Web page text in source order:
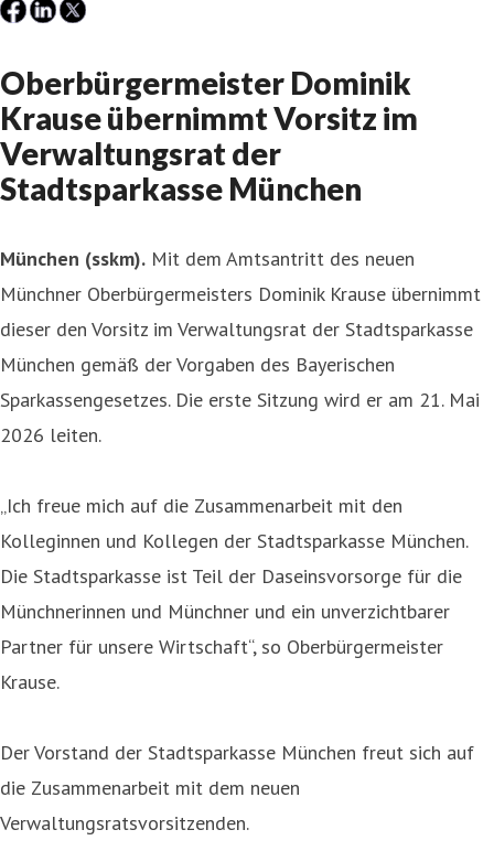
Oberbürgermeister Dominik
Krause übernimmt Vorsitz im
Verwaltungsrat der
Stadtsparkasse München
München (sskm). Mit dem Amtsantritt des neuen
Münchner Oberbürgermeisters Dominik Krause übernimmt
dieser den Vorsitz im Verwaltungsrat der Stadtsparkasse
München gemäß der Vorgaben des Bayerischen
Sparkassengesetzes. Die erste Sitzung wird er am 21. Mai
2026 leiten.
„Ich freue mich auf die Zusammenarbeit mit den
Kolleginnen und Kollegen der Stadtsparkasse München.
Die Stadtsparkasse ist Teil der Daseinsvorsorge für die
Münchnerinnen und Münchner und ein unverzichtbarer
Partner für unsere Wirtschaft“, so Oberbürgermeister
Krause.
Der Vorstand der Stadtsparkasse München freut sich auf
die Zusammenarbeit mit dem neuen
Verwaltungsratsvorsitzenden.